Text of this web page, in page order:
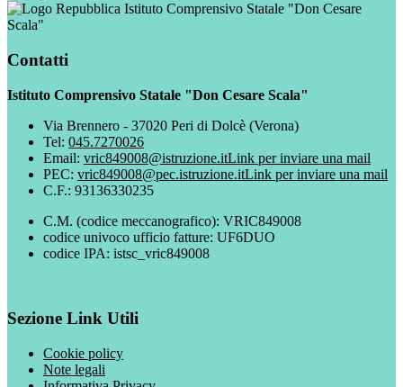
Istituto Comprensivo Statale "Don Cesare
Scala"
Contatti
Istituto Comprensivo Statale "Don Cesare Scala"
Via Brennero - 37020 Peri di Dolcè (Verona)
Tel: 045.7270026
Email: vric849008@istruzione.itLink per inviare una mail
PEC: vric849008@pec.istruzione.itLink per inviare una mail
C.F.: 93136330235
C.M. (codice meccanografico): VRIC849008
codice univoco ufficio fatture: UF6DUO
codice IPA: istsc_vric849008
Sezione Link Utili
Cookie policy
Note legali